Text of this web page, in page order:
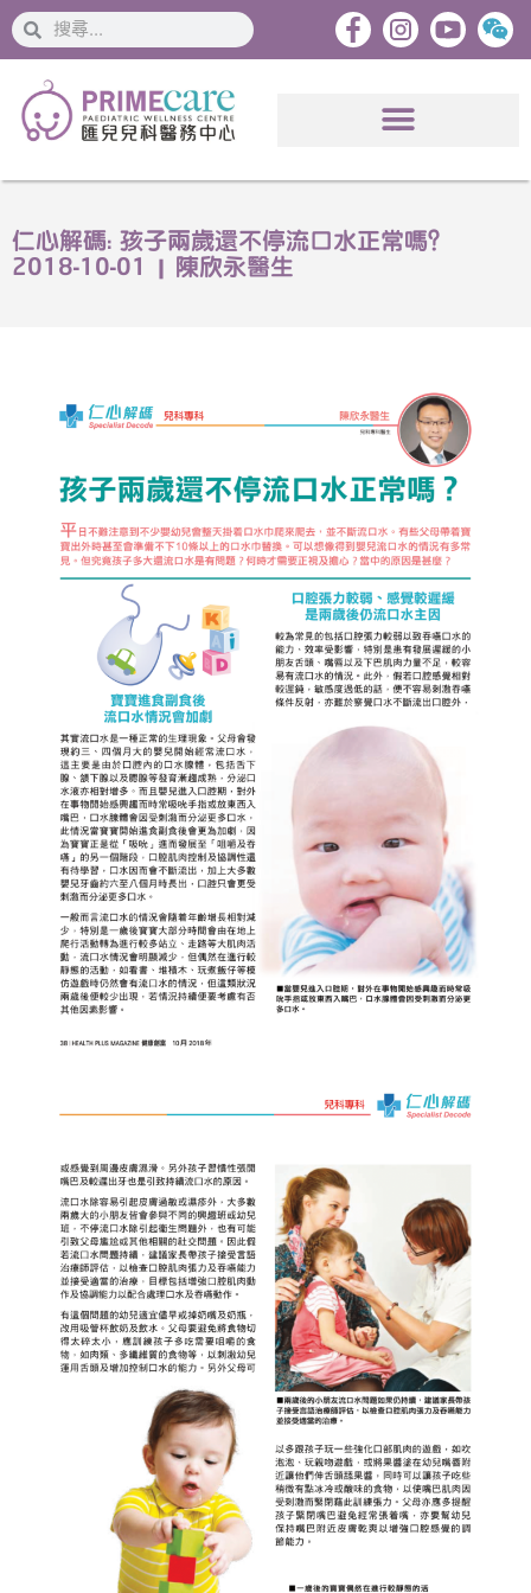
搜
索
搜
索
仁心解碼: 孩子兩歲還不停流口水正常嗎？
2018-10-01 | 陳欣永醫生